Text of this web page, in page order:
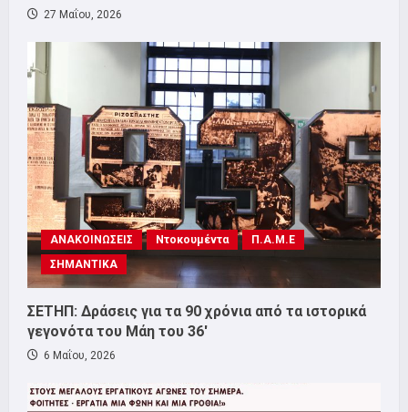
27 Μαΐου, 2026
ΑΝΑΚΟΙΝΩΣΕΙΣ Ντοκουμέντα
Π.Α.Μ.Ε
ΣΗΜΑΝΤΙΚΑ
ΣΕΤΗΠ: Δράσεις για τα 90 χρόνια από τα ιστορικά
γεγονότα του Μάη του 36′
6 Μαΐου, 2026